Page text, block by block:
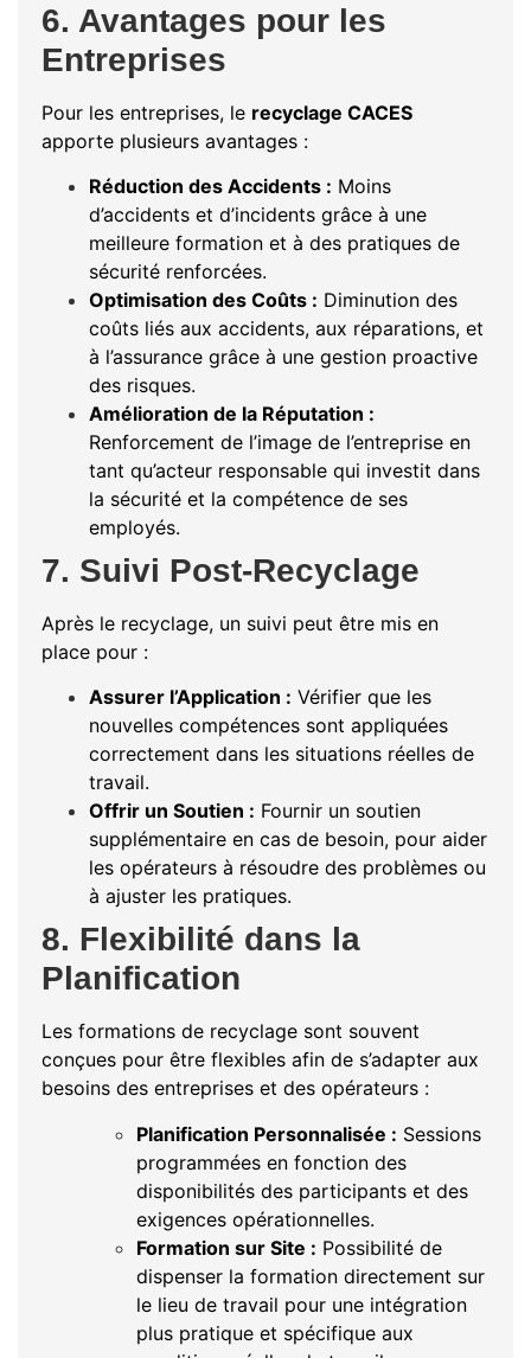
6. Avantages pour les
Entreprises
Pour les entreprises, le recyclage CACES
apporte plusieurs avantages :
Réduction des Accidents : Moins
d’accidents et d’incidents grâce à une
meilleure formation et à des pratiques de
sécurité renforcées.
Optimisation des Coûts : Diminution des
coûts liés aux accidents, aux réparations, et
à l’assurance grâce à une gestion proactive
des risques.
Amélioration de la Réputation :
Renforcement de l’image de l’entreprise en
tant qu’acteur responsable qui investit dans
la sécurité et la compétence de ses
employés.
7. Suivi Post-Recyclage
Après le recyclage, un suivi peut être mis en
place pour :
Assurer l’Application : Vérifier que les
nouvelles compétences sont appliquées
correctement dans les situations réelles de
travail.
Offrir un Soutien : Fournir un soutien
supplémentaire en cas de besoin, pour aider
les opérateurs à résoudre des problèmes ou
à ajuster les pratiques.
8. Flexibilité dans la
Planification
Les formations de recyclage sont souvent
conçues pour être flexibles afin de s’adapter aux
besoins des entreprises et des opérateurs :
Planification Personnalisée : Sessions
programmées en fonction des
disponibilités des participants et des
exigences opérationnelles.
Formation sur Site : Possibilité de
dispenser la formation directement sur
le lieu de travail pour une intégration
plus pratique et spécifique aux